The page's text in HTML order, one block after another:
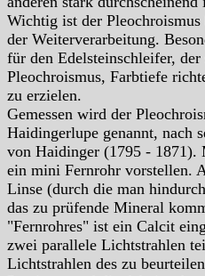
Wichtig ist der
der Weiterverarbeitung.
für den Edelsteinschleifer,
Pleochroismus, Farbtiefe
zu erzielen.
Gemessen wird der
Haidingerlupe genannt, nach
von Haidinger (1795 - 1871).
ein mini Fernrohr vorstellen.
Linse (durch die man
das zu prüfende Mineral
"Fernrohres" ist ein Calcit
zwei parallele Lichtstrahlen
Lichtstrahlen des zu